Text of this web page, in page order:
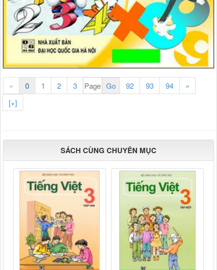
« 0 1 2 3 92 93 94
»
[+]
SÁCH CÙNG CHUYÊN MỤC